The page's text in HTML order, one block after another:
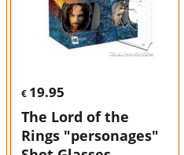
€ 19.95
The Lord of the
Rings "personages"